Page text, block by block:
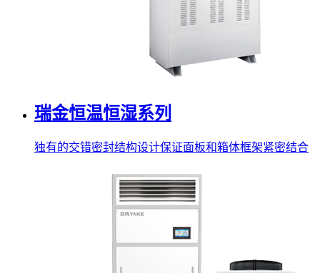
瑞金恒温恒湿系列
独有的交错密封结构设计保证面板和箱体框架紧密结合